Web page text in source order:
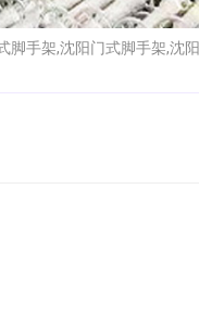
脚手架,沈阳门式脚手架,沈阳